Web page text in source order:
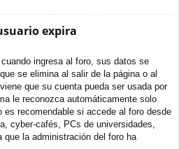
expira
ingresa al foro, sus datos se
se elimina al salir de la página o al
que su cuenta pueda ser usada por
le reconozca automáticamente solo
es recomendable si accede al foro desde
cyber-cafés, PCs de universidades,
la administración del foro ha